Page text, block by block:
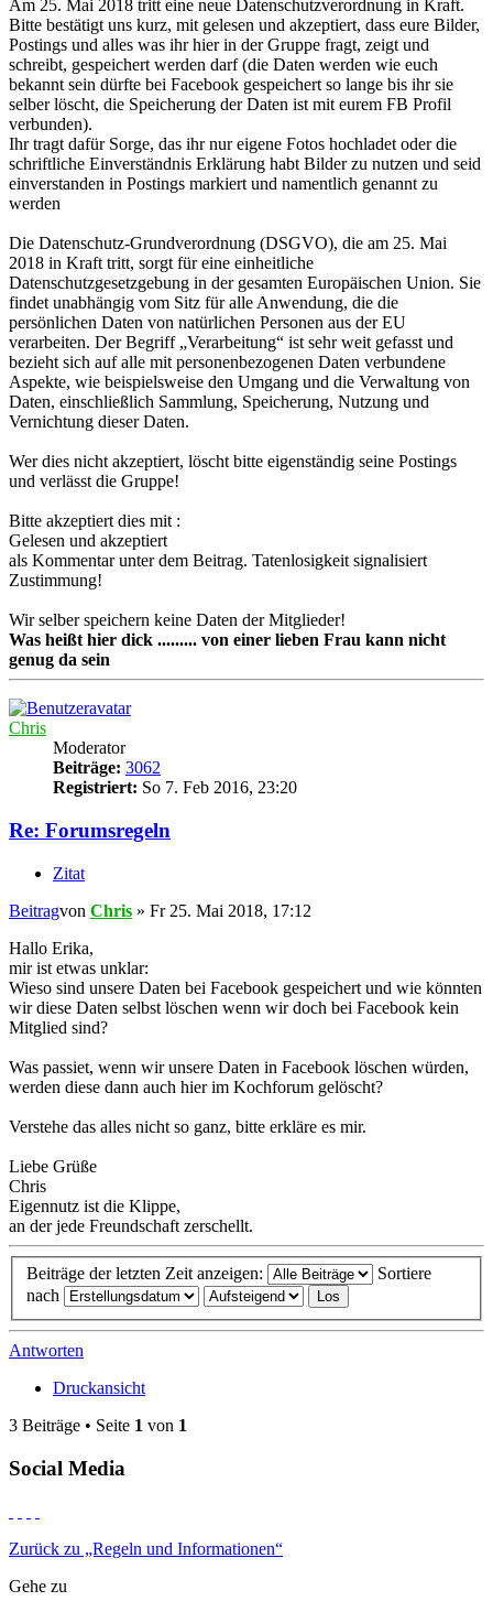
Am 25. Mai 2018 tritt eine neue Datenschutzverordnung in Kraft.
Bitte bestätigt uns kurz, mit gelesen und akzeptiert, dass eure Bilder,
Postings und alles was ihr hier in der Gruppe fragt, zeigt und
schreibt, gespeichert werden darf (die Daten werden wie euch
bekannt sein dürfte bei Facebook gespeichert so lange bis ihr sie
selber löscht, die Speicherung der Daten ist mit eurem FB Profil
verbunden).
Ihr tragt dafür Sorge, das ihr nur eigene Fotos hochladet oder die
schriftliche Einverständnis Erklärung habt Bilder zu nutzen und seid
einverstanden in Postings markiert und namentlich genannt zu
werden
Die Datenschutz-Grundverordnung (DSGVO), die am 25. Mai
2018 in Kraft tritt, sorgt für eine einheitliche
Datenschutzgesetzgebung in der gesamten Europäischen Union. Sie
findet unabhängig vom Sitz für alle Anwendung, die die
persönlichen Daten von natürlichen Personen aus der EU
verarbeiten. Der Begriff „Verarbeitung“ ist sehr weit gefasst und
bezieht sich auf alle mit personenbezogenen Daten verbundene
Aspekte, wie beispielsweise den Umgang und die Verwaltung von
Daten, einschließlich Sammlung, Speicherung, Nutzung und
Vernichtung dieser Daten.
Wer dies nicht akzeptiert, löscht bitte eigenständig seine Postings
und verlässt die Gruppe!
Bitte akzeptiert dies mit :
Gelesen und akzeptiert
als Kommentar unter dem Beitrag. Tatenlosigkeit signalisiert
Zustimmung!
Wir selber speichern keine Daten der Mitglieder!
Was heißt hier dick ......... von einer lieben Frau kann nicht
genug da sein
Chris
Moderator
Beiträge: 3062
Registriert: So 7. Feb 2016, 23:20
Re: Forumsregeln
Zitat
Beitragvon Chris » Fr 25. Mai 2018, 17:12
Hallo Erika,
mir ist etwas unklar:
Wieso sind unsere Daten bei Facebook gespeichert und wie könnten
wir diese Daten selbst löschen wenn wir doch bei Facebook kein
Mitglied sind?
Was passiet, wenn wir unsere Daten in Facebook löschen würden,
werden diese dann auch hier im Kochforum gelöscht?
Verstehe das alles nicht so ganz, bitte erkläre es mir.
Liebe Grüße
Chris
Eigennutz ist die Klippe,
an der jede Freundschaft zerschellt.
Beiträge der letzten Zeit anzeigen:
Sortiere
nach
Antworten
Druckansicht
3 Beiträge • Seite 1 von 1
Social Media
Zurück zu „Regeln und Informationen“
Gehe zu